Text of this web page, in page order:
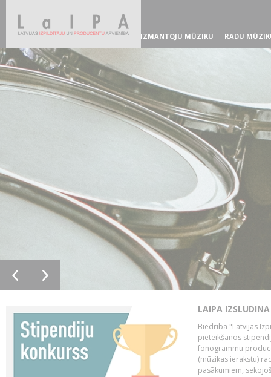
IZMANTOJU MŪZIKU RADU
LAIPA
Biedrība "Latvijas
pieteikšanos
fonogrammu
(mūzikas ierakstu)
pasākumiem,